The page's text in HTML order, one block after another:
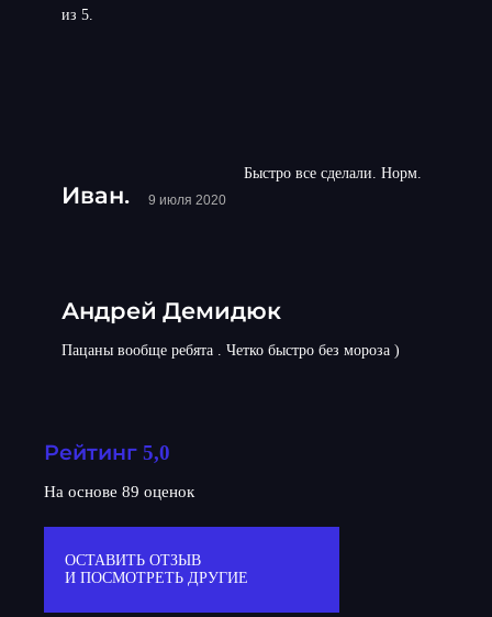
из 5.
Иван. 9 июля 2020
Быстро все сделали. Норм.
Андрей Демидюк
Пацаны вообще ребята . Четко быстро без мороза )
Рейтинг 5,0
На основе 89 оценок
ОСТАВИТЬ ОТЗЫВ
И ПОСМОТРЕТЬ ДРУГИЕ